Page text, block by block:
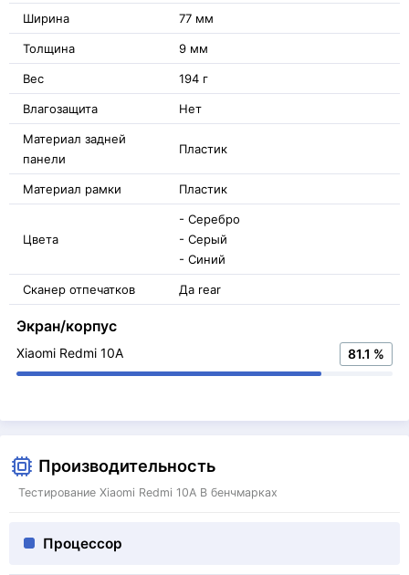
Ширина 77 мм
Толщина 9 мм
Вес 194 г
Влагозащита Нет
Материал задней
панели
Пластик
Материал рамки Пластик
Цвета
- Серебро
- Серый
- Синий
Сканер отпечатков Да rear
Экран/корпус
Xiaomi Redmi 10A 81.1 %
Производительность
Тестирование Xiaomi Redmi 10A В бенчмарках
Процессор